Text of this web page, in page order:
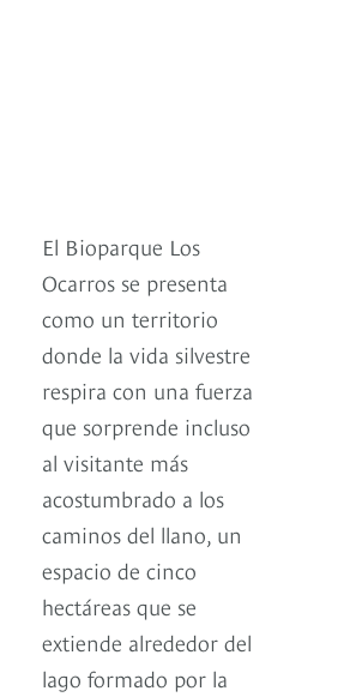
El Bioparque Los
Ocarros se presenta
como un territorio
donde la vida silvestre
respira con una fuerza
que sorprende incluso
al visitante más
acostumbrado a los
caminos del llano, un
espacio de cinco
hectáreas que se
extiende alrededor del
lago formado por la